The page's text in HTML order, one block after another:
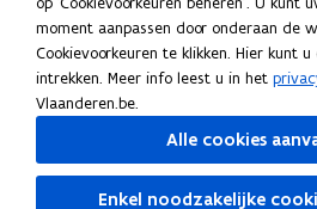
e
u
w
v
n
k
e
d
n
p
i
e
e
l
i
Contact
Contactgegevens van de
Contactgegevens van de
moment aanpassen door onderaan de
Cookievoorkeuren te klikken. Hier kunt
intrekken. Meer info leest u in het
Vlaanderen.be.
Alle cookies
Enkel noodzakelijke